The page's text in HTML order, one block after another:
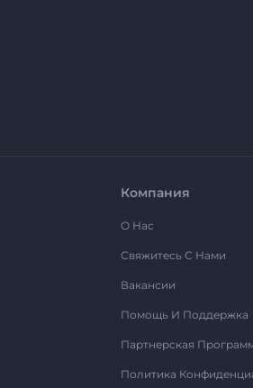
Компания
О Нас
Свяжитесь С Нами
Вакансии
Помощь И Поддержка
Партнерская
Политика